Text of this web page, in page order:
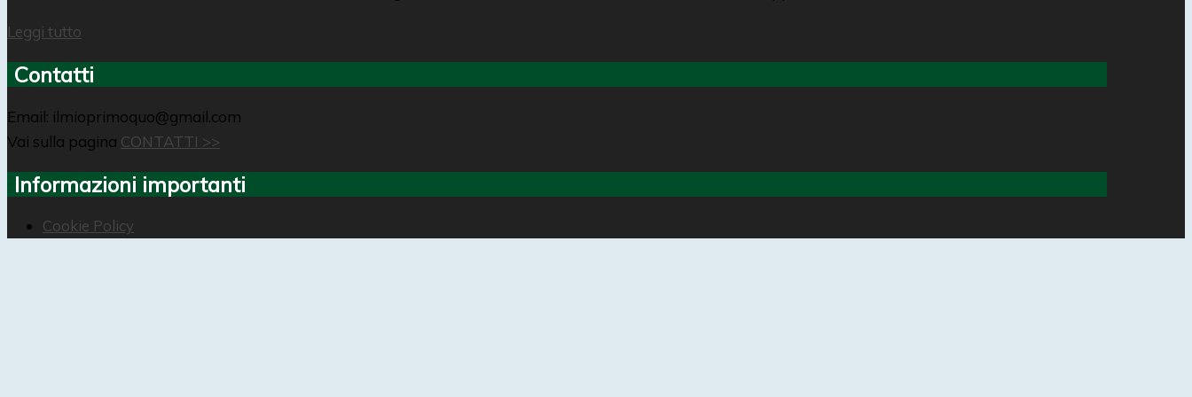
Leggi tutto
Contatti
Email: ilmioprimoquo@gmail.com
Vai sulla pagina CONTATTI >>
Informazioni importanti
Cookie Policy